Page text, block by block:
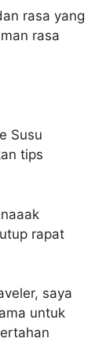
rasa yang
rasa
Susu
tips
rapat
saya
untuk